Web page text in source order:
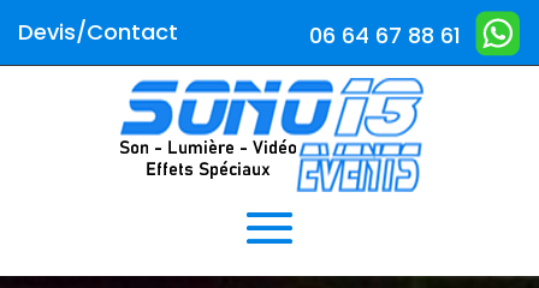
Devis/Contact 06 64 67 88 61